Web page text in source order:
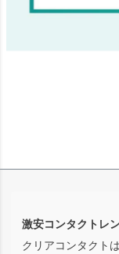
激安コンタクトレ
クリアコンタクト